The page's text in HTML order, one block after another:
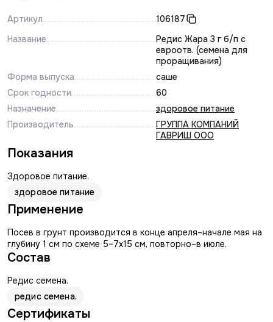
Артикул
106187
Название
Редис Жара 3 г б/п с
евроотв. (семена для
проращивания)
Форма выпуска
саше
Срок годности
60
Назначение
здоровое питание
Производитель
ГРУППА КОМПАНИЙ
ГАВРИШ ООО
Показания
Здоровое питание.
здоровое питание
Применение
Посев в грунт производится в конце апреля–начале мая на
глубину 1 см по схеме 5–7x15 см, повторно–в июле.
Состав
Редис семена.
редис семена.
Сертификаты